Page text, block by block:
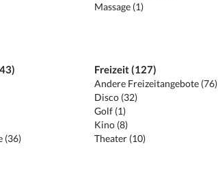
Massage (1)
(36)
Freizeit (127)
Andere Freizeitangebote (76)
Disco (32)
Golf (1)
Kino (8)
Theater (10)